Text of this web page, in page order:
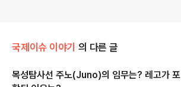
국제이슈 이야기 의 다른 글
목성탐사선 주노(Juno)의 임무는? 레고가 포